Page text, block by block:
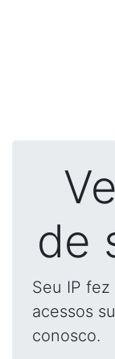
de
Seu IP
acessos
conosco.